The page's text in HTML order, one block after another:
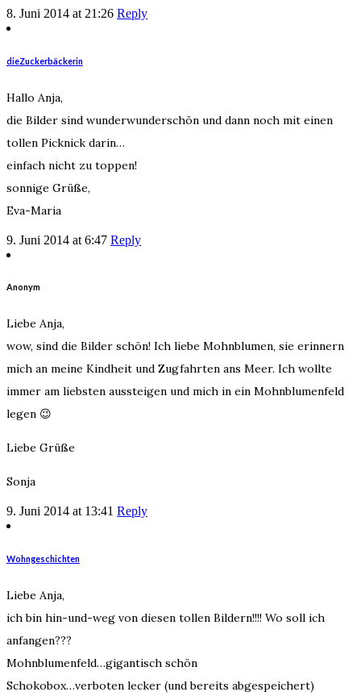
8. Juni 2014 at 21:26 Reply
dieZuckerbäckerin
Hallo Anja,
die Bilder sind wunderwunderschön und dann noch mit einen
tollen Picknick darin…
einfach nicht zu toppen!
sonnige Grüße,
Eva-Maria
9. Juni 2014 at 6:47 Reply
Anonym
Liebe Anja,
wow, sind die Bilder schön! Ich liebe Mohnblumen, sie erinnern
mich an meine Kindheit und Zugfahrten ans Meer. Ich wollte
immer am liebsten aussteigen und mich in ein Mohnblumenfeld
legen 😉
Liebe Grüße
Sonja
9. Juni 2014 at 13:41 Reply
Wohngeschichten
Liebe Anja,
ich bin hin-und-weg von diesen tollen Bildern!!!! Wo soll ich
anfangen???
Mohnblumenfeld…gigantisch schön
Schokobox…verboten lecker (und bereits abgespeichert)